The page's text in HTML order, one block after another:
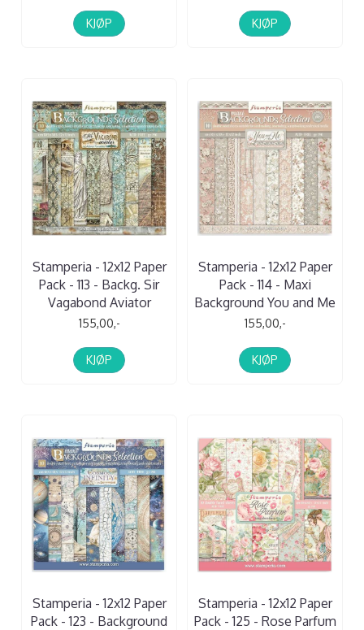
KJØP KJØP
Stamperia - 12x12 Paper
Pack - 113 - Backg. Sir
Vagabond Aviator
155,00,-
KJØP
Stamperia - 12x12 Paper
Pack - 114 - Maxi
Background You and Me
155,00,-
KJØP
Stamperia - 12x12 Paper
Pack - 123 - Background
Stamperia - 12x12 Paper
Pack - 125 - Rose Parfum